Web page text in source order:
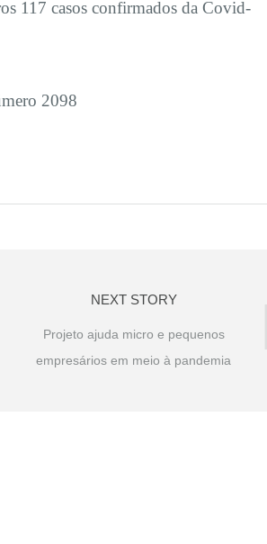
117 casos confirmados da Covid-
2098
NEXT STORY
Projeto ajuda micro e pequenos
empresários em meio à pandemia